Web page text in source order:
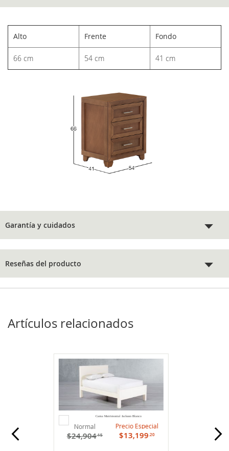
Alto Frente Fondo
66 cm 54 cm 41 cm
Garantía y cuidados
Reseñas del producto
Artículos relacionados
Cama Matrimonial Jackson Blanco
Normal
$24,904.15
Precio Especial
$13,199.20
carrito